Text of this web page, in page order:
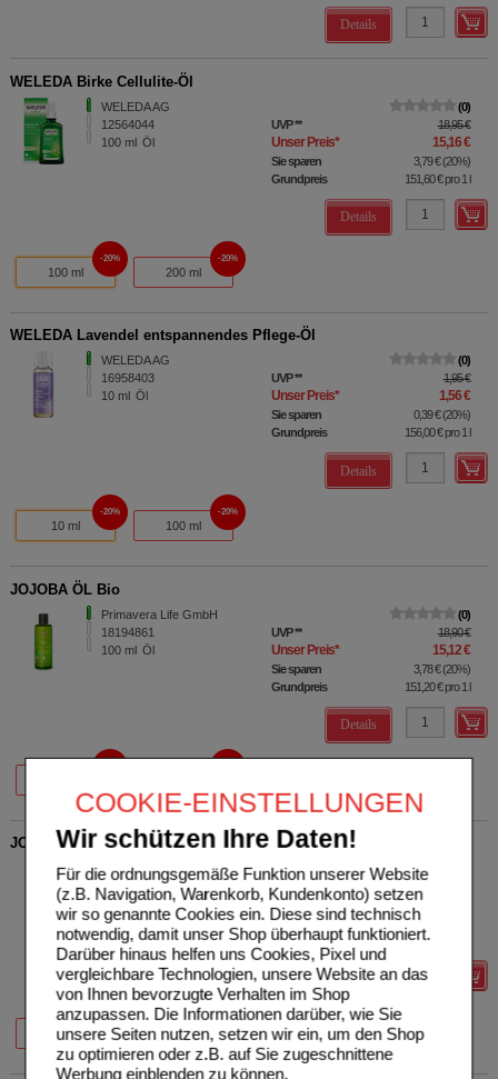
COOKIE-EINSTELLUNGEN
Wir schützen Ihre Daten!
Für die ordnungsgemäße Funktion unserer Website
(z.B. Navigation, Warenkorb, Kundenkonto) setzen
wir so genannte Cookies ein. Diese sind technisch
notwendig, damit unser Shop überhaupt funktioniert.
Darüber hinaus helfen uns Cookies, Pixel und
vergleichbare Technologien, unsere Website an das
von Ihnen bevorzugte Verhalten im Shop
anzupassen. Die Informationen darüber, wie Sie
unsere Seiten nutzen, setzen wir ein, um den Shop
zu optimieren oder z.B. auf Sie zugeschnittene
Werbung einblenden zu können.
Details
WELEDA Birke Cellulite-Öl
WELEDA AG
12564044
100 ml Öl
0
UVP** 18,95 €
Unser Preis* 15,16 €
Sie sparen 3,79 €(20%)
Grundpreis
151,60 €pro 1 l
Details
100 ml
20%
200 ml
20%
WELEDA Lavendel entspannendes Pflege-Öl
WELEDA AG
16958403
10 ml Öl
0
UVP** 1,95 €
Unser Preis* 1,56 €
Sie sparen 0,39 €(20%)
Grundpreis
156,00 €pro 1 l
Details
10 ml
20%
100 ml
20%
JOJOBA ÖL Bio
Primavera Life GmbH
18194861
100 ml Öl
0
UVP** 18,90 €
Unser Preis* 15,12 €
Sie sparen 3,78 €(20%)
Grundpreis
151,20 €pro 1 l
Details
JOHANNISKRAUT ÖL Bio
Primavera Life GmbH
18194855
100 ml Öl
UVP
Unser Preis*
Sie sparen 3,38 €
Grundpreis
135,20 €
Details
50 ml
20%
100 ml
20%